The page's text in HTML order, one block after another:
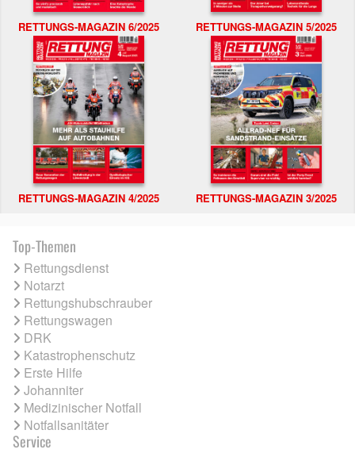
RETTUNGS-MAGAZIN 6/2025 RETTUNGS-MAGAZIN 5/2025
RETTUNGS-MAGAZIN 4/2025 RETTUNGS-MAGAZIN 3/2025
Top-Themen
Rettungsdienst
Notarzt
Rettungshubschrauber
Rettungswagen
DRK
Katastrophenschutz
Erste Hilfe
Johanniter
Medizinischer Notfall
Notfallsanitäter
Service